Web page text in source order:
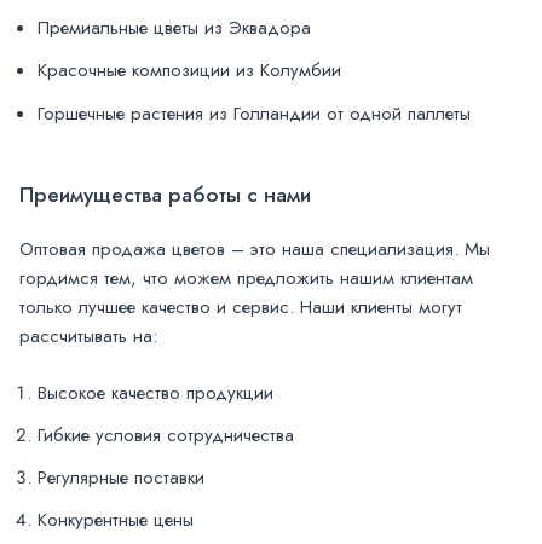
Премиальные цветы из Эквадора
Красочные композиции из Колумбии
Горшечные растения из Голландии от одной паллеты
Преимущества работы с нами
Оптовая продажа цветов – это наша специализация. Мы
гордимся тем, что можем предложить нашим клиентам
только лучшее качество и сервис. Наши клиенты могут
рассчитывать на:
Высокое качество продукции
Гибкие условия сотрудничества
Регулярные поставки
Конкурентные цены